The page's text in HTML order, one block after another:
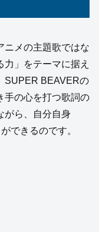
ニメの主題歌ではな
力」をテーマに据え
SUPER BEAVERの
手の心を打つ歌詞の
がら、自分自身
できるのです。